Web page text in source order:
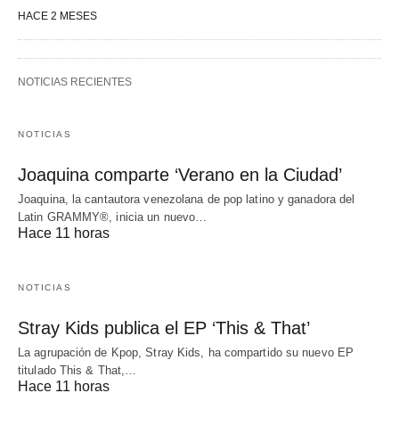
HACE 2 MESES
NOTICIAS RECIENTES
NOTICIAS
Joaquina comparte ‘Verano en la Ciudad’
Joaquina, la cantautora venezolana de pop latino y ganadora del
Latin GRAMMY®, inicia un nuevo…
Hace 11 horas
NOTICIAS
Stray Kids publica el EP ‘This & That’
La agrupación de Kpop, Stray Kids, ha compartido su nuevo EP
titulado This & That,…
Hace 11 horas